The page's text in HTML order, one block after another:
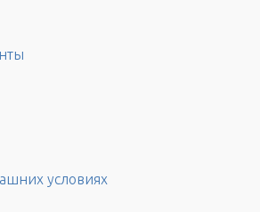
условиях